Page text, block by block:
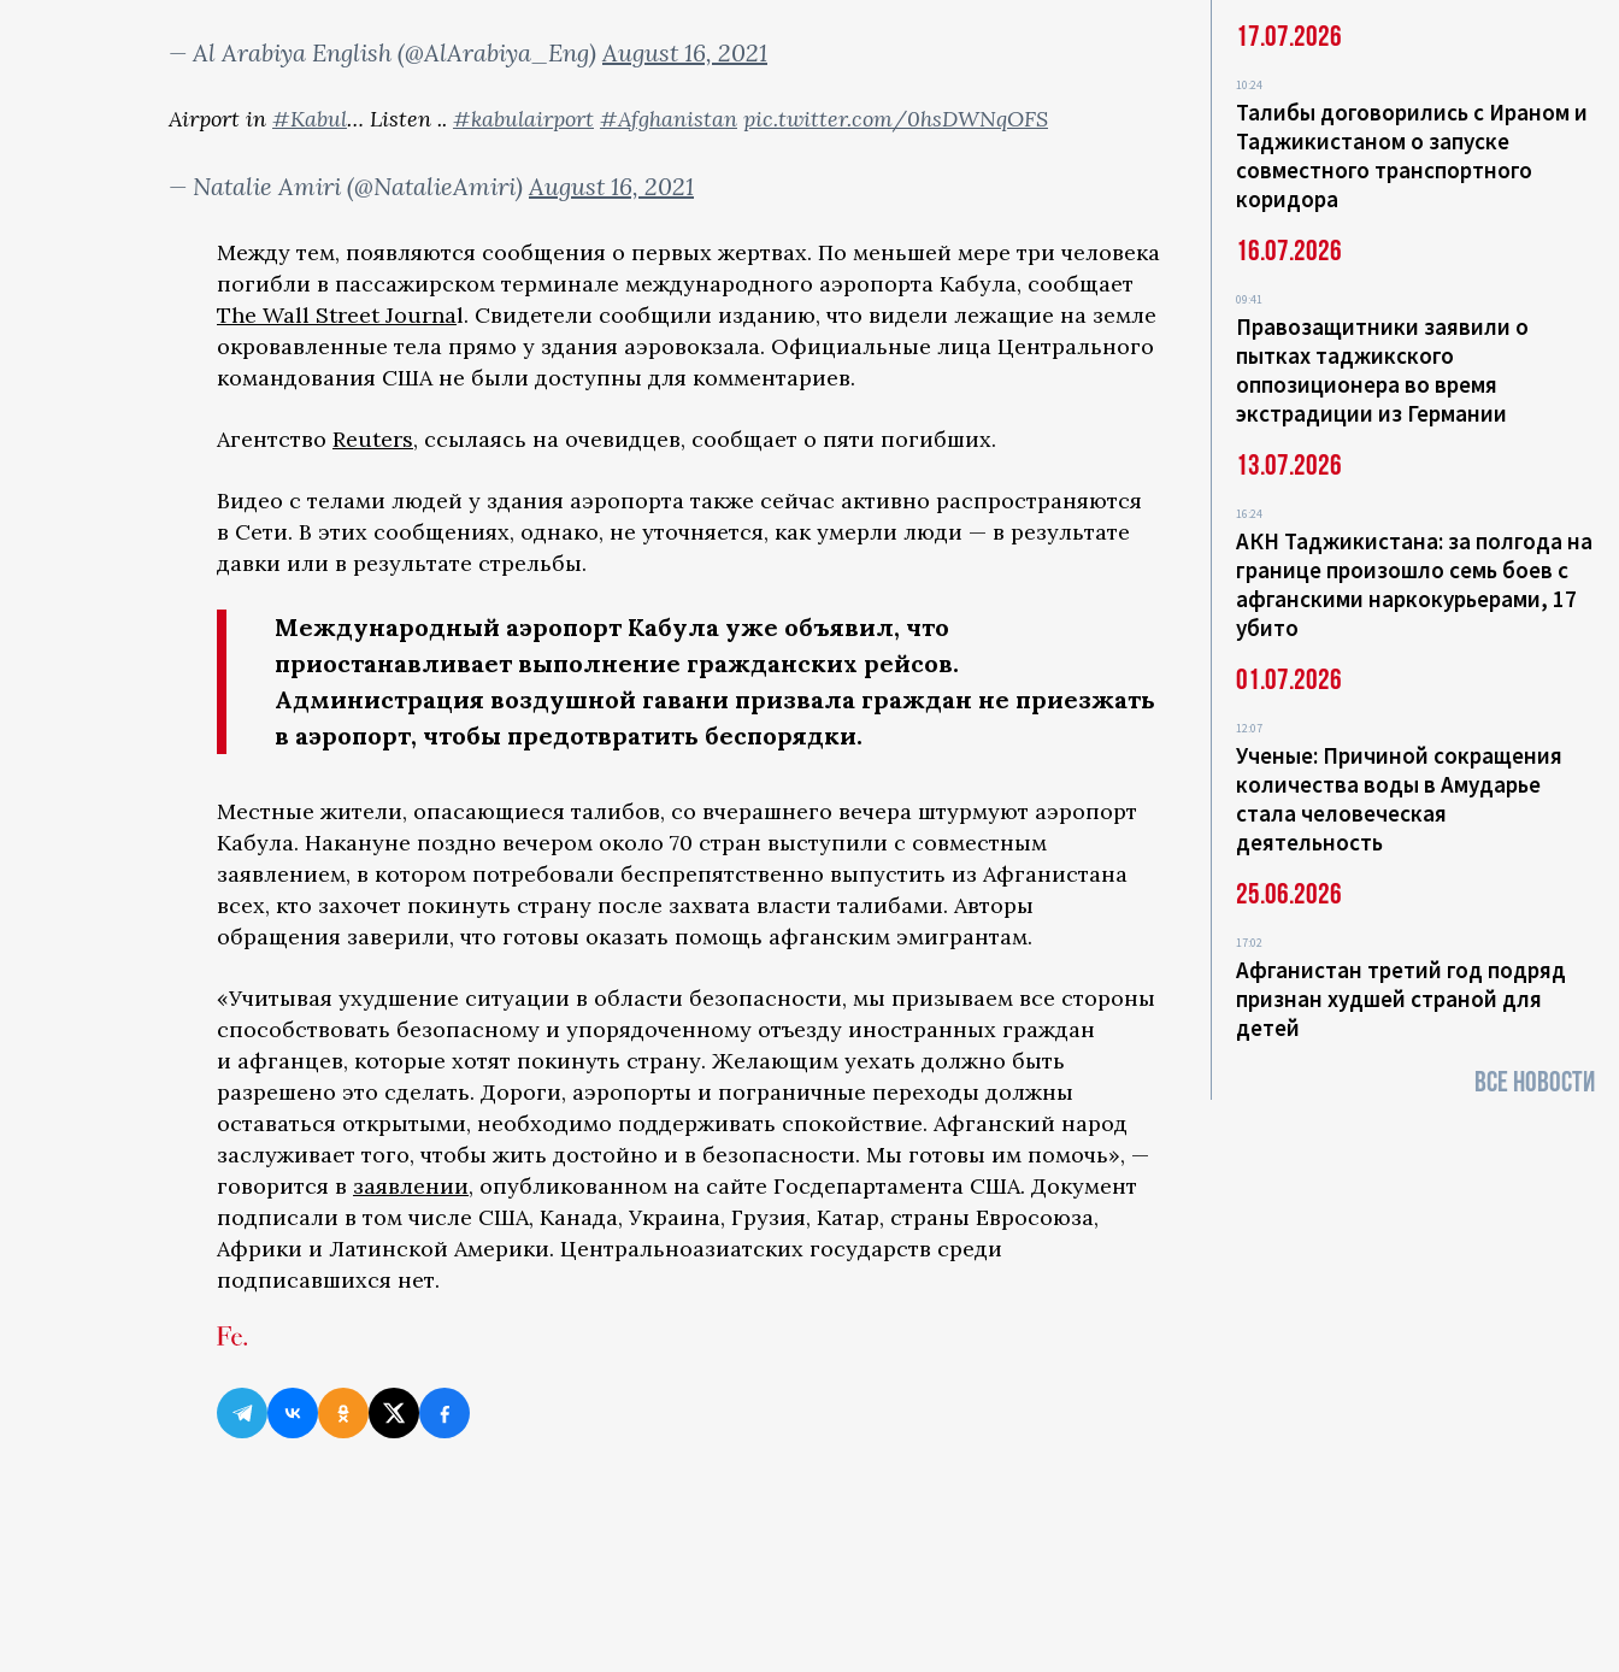
— Al Arabiya English (@AlArabiya_Eng)August 16, 2021
Airport in #Kabul… Listen .. #kabulairport #Afghanistan pic.twitter.com/0hsDWNqOFS
— Natalie Amiri (@NatalieAmiri)August 16, 2021
Между тем, появляются сообщения о первых жертвах. По меньшей мере три человека
погибли в пассажирском терминале международного аэропорта Кабула, сообщает
The Wall Street Journal. Свидетели сообщили изданию, что видели лежащие на земле
окровавленные тела прямо у здания аэровокзала. Официальные лица Центрального
командования США не были доступны для комментариев.
Агентство Reuters, ссылаясь на очевидцев, сообщает о пяти погибших.
Видео с телами людей у здания аэропорта также сейчас активно распространяются
в Сети. В этих сообщениях, однако, не уточняется, как умерли люди — в результате
давки или в результате стрельбы.
Международный аэропорт Кабула уже объявил, что
приостанавливает выполнение гражданских рейсов.
Администрация воздушной гавани призвала граждан не приезжать
в аэропорт, чтобы предотвратить беспорядки.
Местные жители, опасающиеся талибов, со вчерашнего вечера штурмуют аэропорт
Кабула. Накануне поздно вечером около 70 стран выступили с совместным
заявлением, в котором потребовали беспрепятственно выпустить из Афганистана
всех, кто захочет покинуть страну после захвата власти талибами. Авторы
обращения заверили, что готовы оказать помощь афганским эмигрантам.
«Учитывая ухудшение ситуации в области безопасности, мы призываем все стороны
способствовать безопасному и упорядоченному отъезду иностранных граждан
и афганцев, которые хотят покинуть страну. Желающим уехать должно быть
разрешено это сделать. Дороги, аэропорты и пограничные переходы должны
оставаться открытыми, необходимо поддерживать спокойствие. Афганский народ
заслуживает того, чтобы жить достойно и в безопасности. Мы готовы им помочь», —
говорится в заявлении, опубликованном на сайте Госдепартамента США. Документ
подписали в том числе США, Канада, Украина, Грузия, Катар, страны Евросоюза,
Африки и Латинской Америки. Центральноазиатских государств среди
подписавшихся нет.
17.07.2026
10:24
Талибы договорились с Ираном и
Таджикистаном о запуске
совместного транспортного
коридора
16.07.2026
09:41
Правозащитники заявили о
пытках таджикского
оппозиционера во время
экстрадиции из Германии
13.07.2026
16:24
АКН Таджикистана: за полгода на
границе произошло семь боев с
афганскими наркокурьерами, 17
убито
01.07.2026
12:07
Ученые: Причиной сокращения
количества воды в Амударье
стала человеческая
деятельность
25.06.2026
17:02
Афганистан третий год подряд
признан худшей страной для
детей
ВСЕ НОВОСТИ